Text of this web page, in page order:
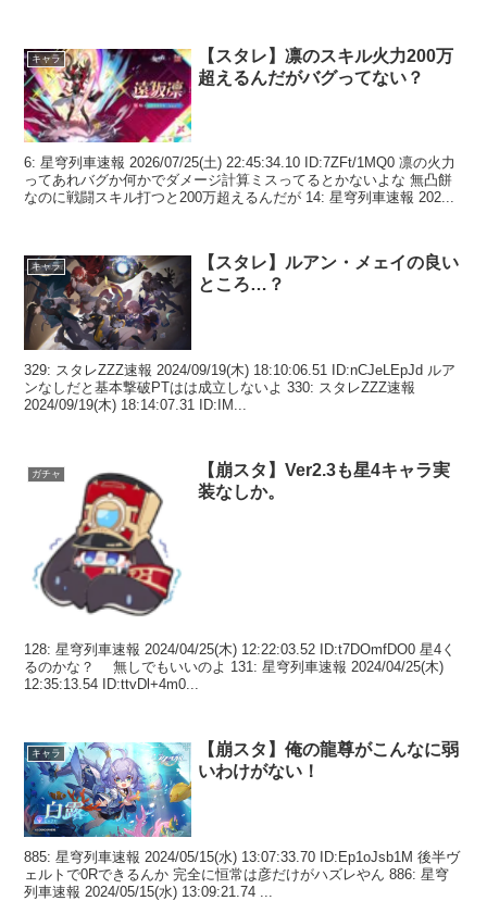
キャラ
【スタレ】凛のスキル火力200万
超えるんだがバグってない？
6: 星穹列車速報 2026/07/25(土) 22:45:34.10 ID:7ZFt/1MQ0 凛の火力
ってあれバグか何かでダメージ計算ミスってるとかないよな 無凸餅
なのに戦闘スキル打つと200万超えるんだが 14: 星穹列車速報 202...
キャラ
【スタレ】ルアン・メェイの良い
ところ…？
329: スタレZZZ速報 2024/09/19(木) 18:10:06.51 ID:nCJeLEpJd ルア
ンなしだと基本撃破PTはは成立しないよ 330: スタレZZZ速報
2024/09/19(木) 18:14:07.31 ID:IM...
ガチャ
【崩スタ】Ver2.3も星4キャラ実
装なしか。
128: 星穹列車速報 2024/04/25(木) 12:22:03.52 ID:t7DOmfDO0 星4く
るのかな？ 無しでもいいのよ 131: 星穹列車速報 2024/04/25(木)
12:35:13.54 ID:ttvDl+4m0...
キャラ
【崩スタ】俺の龍尊がこんなに弱
いわけがない！
885: 星穹列車速報 2024/05/15(水) 13:07:33.70 ID:Ep1oJsb1M 後半ヴ
ェルトで0Rできるんか 完全に恒常は彦だけがハズレやん 886: 星穹
列車速報 2024/05/15(水) 13:09:21.74 ...